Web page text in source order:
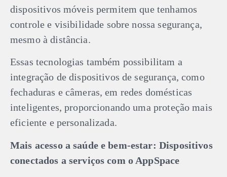
dispositivos móveis permitem que tenhamos
controle e visibilidade sobre nossa segurança,
mesmo à distância.
Essas tecnologias também possibilitam a
integração de dispositivos de segurança, como
fechaduras e câmeras, em redes domésticas
inteligentes, proporcionando uma proteção mais
eficiente e personalizada.
Mais acesso a saúde e bem-estar: Dispositivos
conectados a serviços com o AppSpace